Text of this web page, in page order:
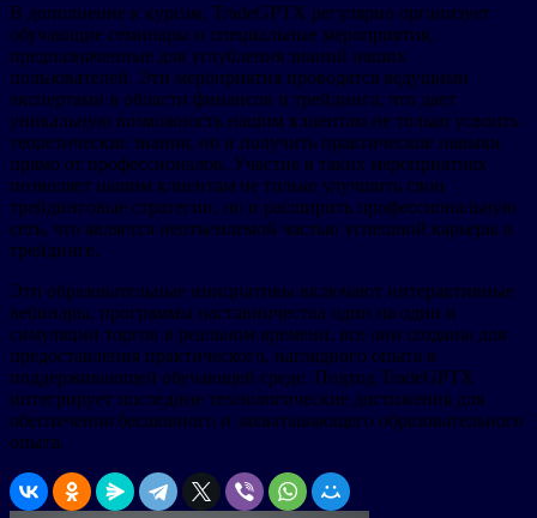
В дополнение к курсам, TradeGPTX регулярно организует
обучающие семинары и специальные мероприятия,
предназначенные для углубления знаний наших
пользователей. Эти мероприятия проводятся ведущими
экспертами в области финансов и трейдинга, что дает
уникальную возможность нашим клиентам не только усвоить
теоретические знания, но и получить практические навыки
прямо от профессионалов. Участие в таких мероприятиях
позволяет нашим клиентам не только улучшить свои
трейдинговые стратегии, но и расширить профессиональную
сеть, что является неотъемлемой частью успешной карьеры в
трейдинге.
Эти образовательные инициативы включают интерактивные
вебинары, программы наставничества один на один и
симуляции торгов в реальном времени, все они созданы для
предоставления практического, наглядного опыта в
поддерживающей обучающей среде. Подход TradeGPTX
интегрирует последние технологические достижения для
обеспечения бесшовного и захватывающего образовательного
опыта.